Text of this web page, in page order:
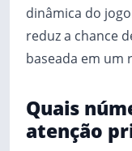
dinâmica do
reduz a chance
baseada em um
Quais
atenção